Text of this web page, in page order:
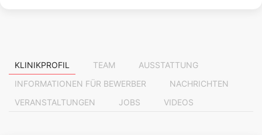
KLINIKPROFIL TEAM
AUSSTATTUNG
INFORMATIONEN FÜR BEWERBER
NACHRICHTEN
VERANSTALTUNGEN
JOBS VIDEOS